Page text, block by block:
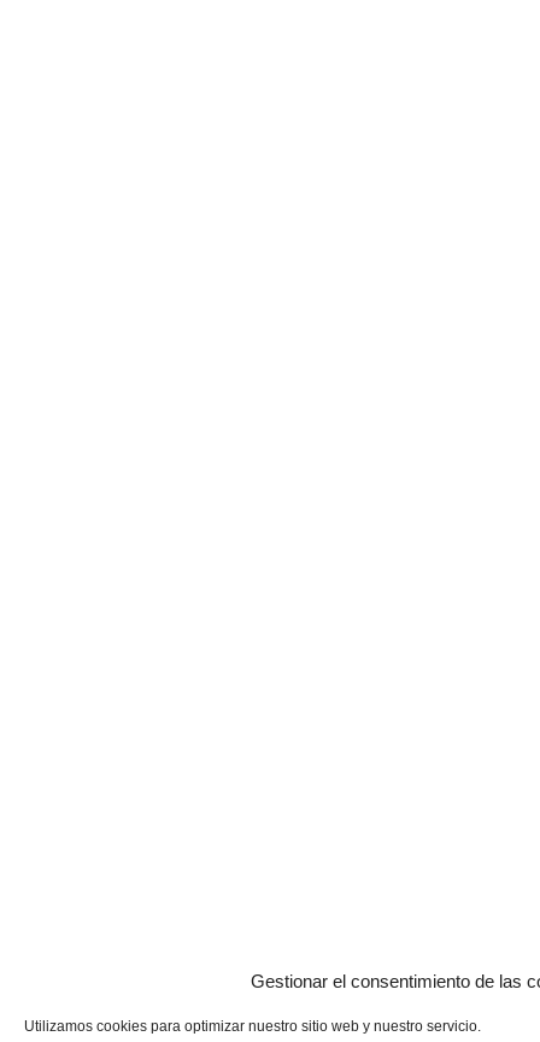
Gestionar el consentimiento de las
Utilizamos cookies para optimizar nuestro sitio web y nuestro servicio.